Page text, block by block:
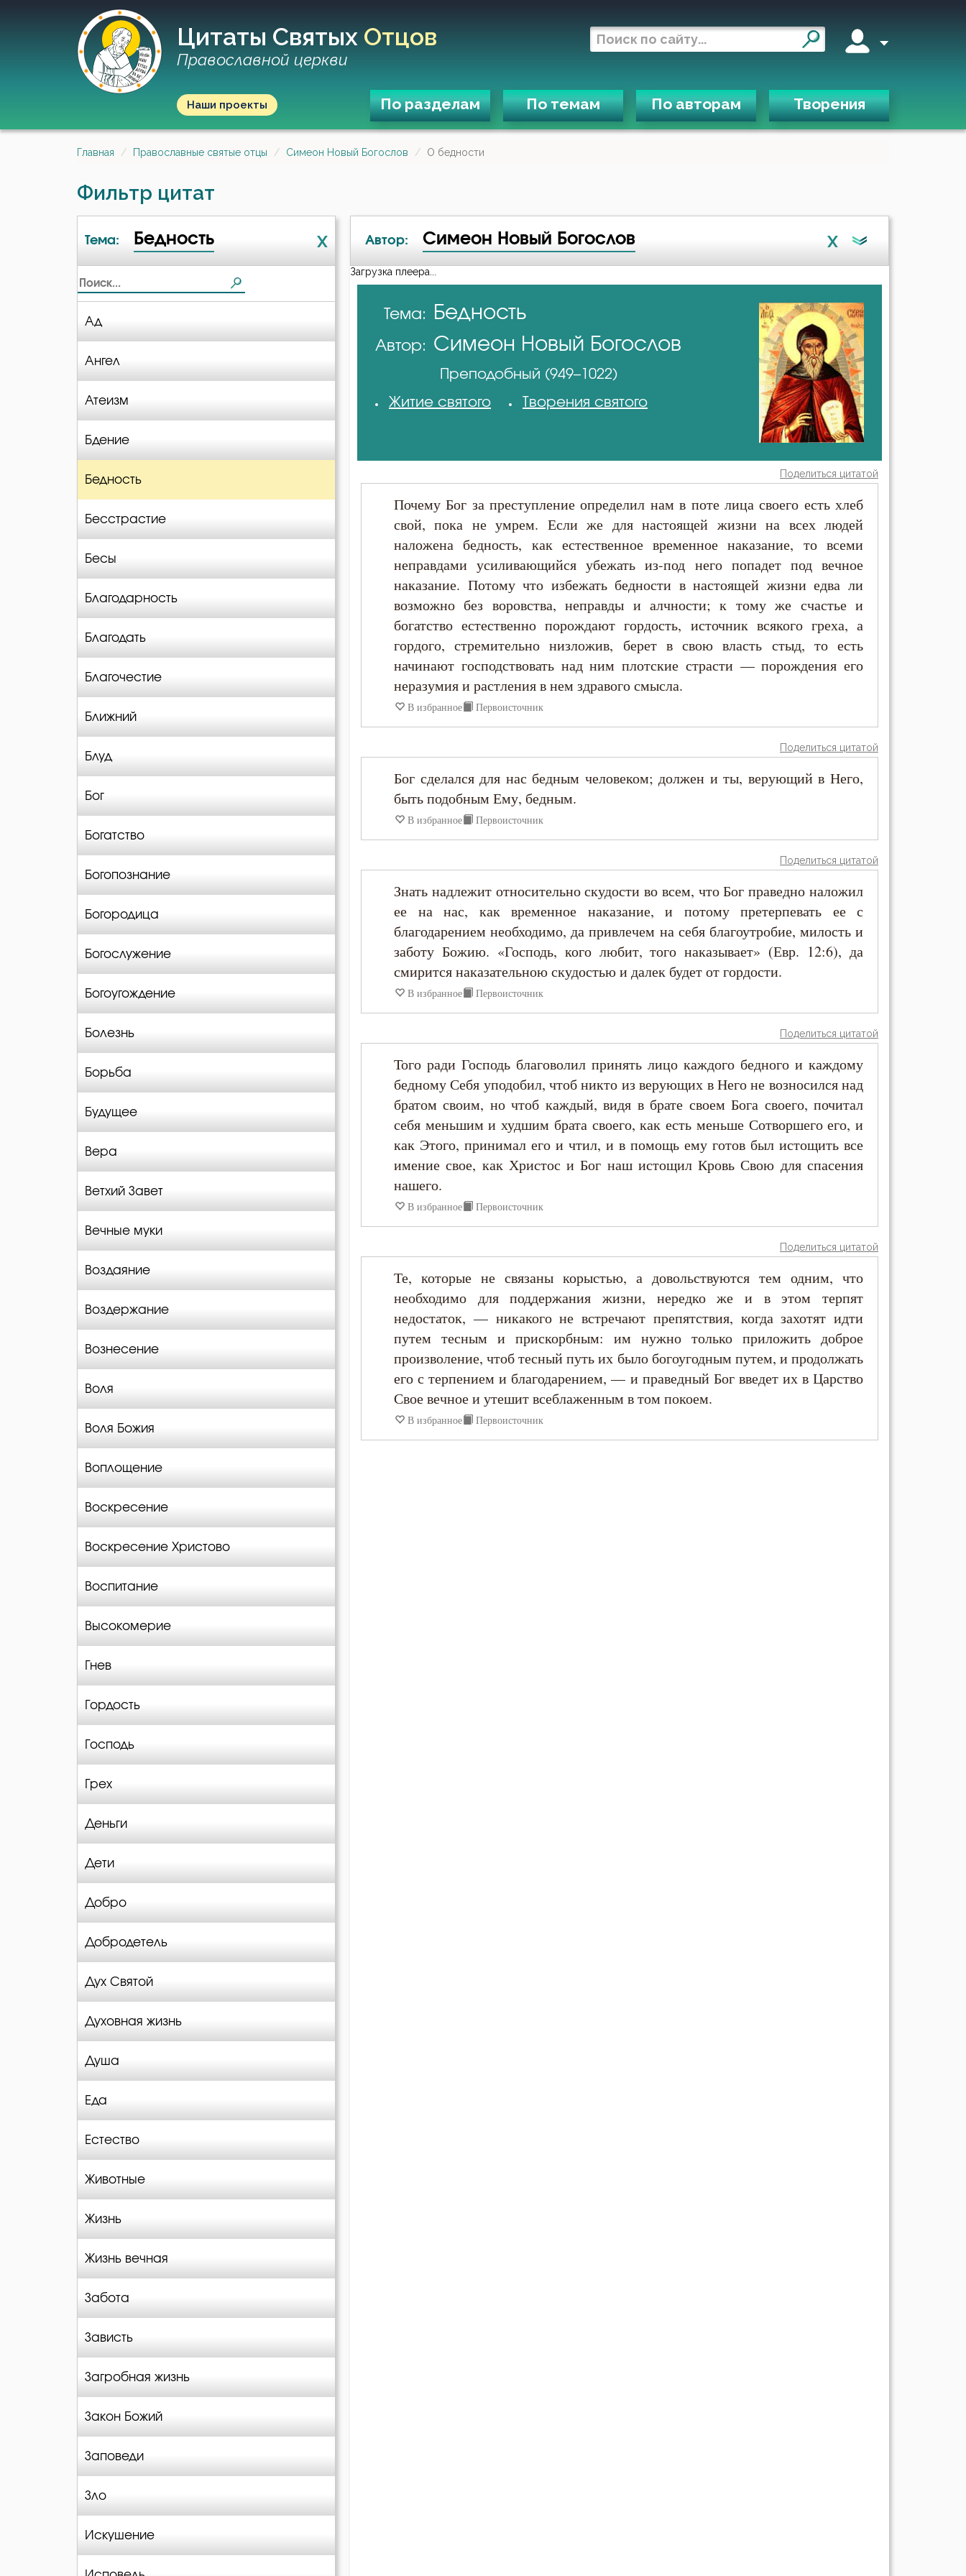
Цитаты Святых Отцов
Православной церкви
Наши проекты По разделам По темам По авторам Творения
Главная Православные святые отцы Симеон Новый Богослов О бедности
Фильтр цитат
Тема: Бедность X
Ад
Ангел
Атеизм
Бдение
Бедность
Бесстрастие
Бесы
Благодарность
Благодать
Благочестие
Ближний
Блуд
Бог
Богатство
Богопознание
Богородица
Богослужение
Богоугождение
Болезнь
Борьба
Будущее
Вера
Ветхий Завет
Вечные муки
Воздаяние
Воздержание
Вознесение
Воля
Воля Божия
Воплощение
Воскресение
Воскресение Христово
Воспитание
Высокомерие
Гнев
Гордость
Господь
Грех
Деньги
Дети
Добро
Добродетель
Дух Святой
Духовная жизнь
Душа
Еда
Естество
Животные
Жизнь
Жизнь вечная
Забота
Зависть
Загробная жизнь
Закон Божий
Заповеди
Зло
Искушение
Автор: Симеон Новый Богослов X
А-я
Авва Исайя (Скитский)
Антоний Великий
Григорий Нисский
Иоанн Кронштадтский
Исаак Сирин Ниневийский
Исидор Пелусиот
Лев Оптинский (Наголкин)
Петр Дамаскин
Симеон Новый Богослов
Загрузка плеера...
Тема: Бедность
Автор: Симеон Новый Богослов
Преподобный (949–1022)
Житие святого
Творения святого
Поделиться цитатой
Почему Бог за преступление определил нам в поте лица своего есть хлеб
свой, пока не умрем. Если же для настоящей жизни на всех людей
наложена бедность, как естественное временное наказание, то всеми
неправдами усиливающийся убежать из-под него попадет под вечное
наказание. Потому что избежать бедности в настоящей жизни едва ли
возможно без воровства, неправды и алчности; к тому же счастье и
богатство естественно порождают гордость, источник всякого греха, а
гордого, стремительно низложив, берет в свою власть стыд, то есть
начинают господствовать над ним плотские страсти — порождения его
неразумия и растления в нем здравого смысла.
В избранное Первоисточник
Поделиться цитатой
Бог сделался для нас бедным человеком; должен и ты, верующий в Него,
быть подобным Ему, бедным.
В избранное Первоисточник
Поделиться цитатой
Знать надлежит относительно скудости во всем, что Бог праведно наложил
ее на нас, как временное наказание, и потому претерпевать ее с
благодарением необходимо, да привлечем на себя благоутробие, милость и
заботу Божию. «Господь, кого любит, того наказывает» (Евр. 12:6), да
смирится наказательною скудостью и далек будет от гордости.
В избранное Первоисточник
Поделиться цитатой
Того ради Господь благоволил принять лицо каждого бедного и каждому
бедному Себя уподобил, чтоб никто из верующих в Него не возносился над
братом своим, но чтоб каждый, видя в брате своем Бога своего, почитал
себя меньшим и худшим брата своего, как есть меньше Сотворшего его, и
как Этого, принимал его и чтил, и в помощь ему готов был истощить все
имение свое, как Христос и Бог наш истощил Кровь Свою для спасения
нашего.
В избранное Первоисточник
Поделиться цитатой
Те, которые не связаны корыстью, а довольствуются тем одним, что
необходимо для поддержания жизни, нередко же и в этом терпят
недостаток, — никакого не встречают препятствия, когда захотят идти
путем тесным и прискорбным: им нужно только приложить доброе
произволение, чтоб тесный путь их было богоугодным путем, и продолжать
его с терпением и благодарением, — и праведный Бог введет их в Царство
Свое вечное и утешит всеблаженным в том покоем.
В избранное Первоисточник